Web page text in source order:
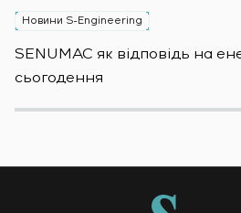
Новини S-Engineering
SENUMAC як відповідь на
сьогодення